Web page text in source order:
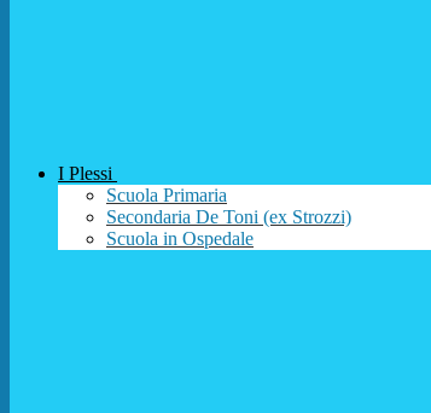
I Plessi
Scuola Primaria
Secondaria De Toni (ex Strozzi)
Scuola in Ospedale